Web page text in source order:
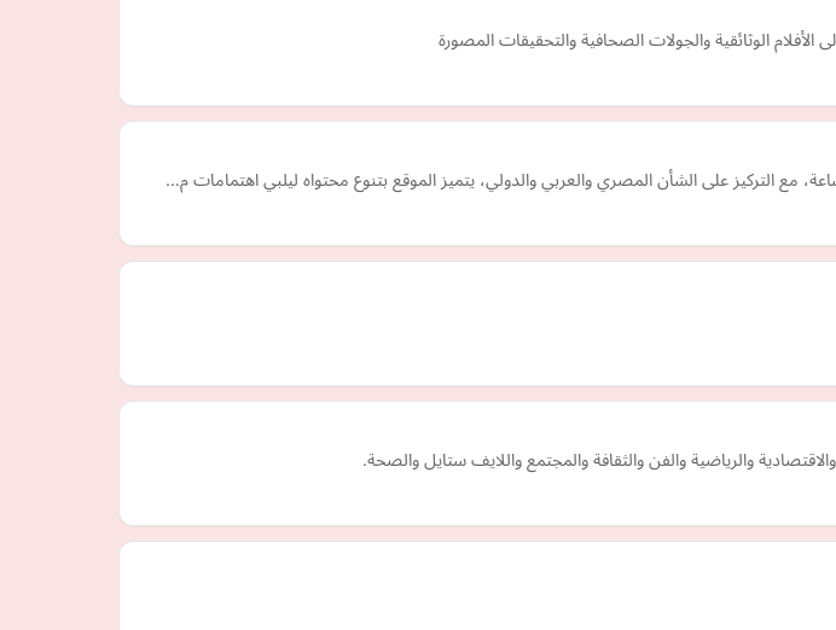
الأفلام الوثائقية والجولات الصحافية والتحقيقات المصورة